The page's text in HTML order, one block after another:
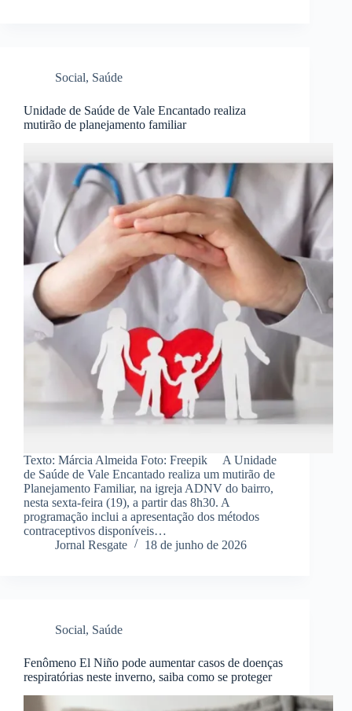
Social, Saúde
Unidade de Saúde de Vale Encantado realiza
mutirão de planejamento familiar
Texto: Márcia Almeida Foto: Freepik A Unidade
de Saúde de Vale Encantado realiza um mutirão de
Planejamento Familiar, na igreja ADNV do bairro,
nesta sexta-feira (19), a partir das 8h30. A
programação inclui a apresentação dos métodos
contraceptivos disponíveis…
Jornal Resgate
18 de junho de 2026
Social, Saúde
Fenômeno El Niño pode aumentar casos de doenças
respiratórias neste inverno, saiba como se proteger